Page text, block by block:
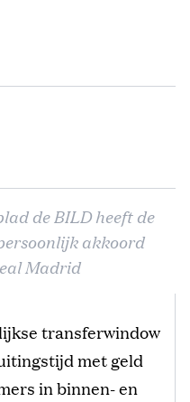
de BILD heeft de
akkoord
Madrid
transferwindow
met geld
in binnen- en